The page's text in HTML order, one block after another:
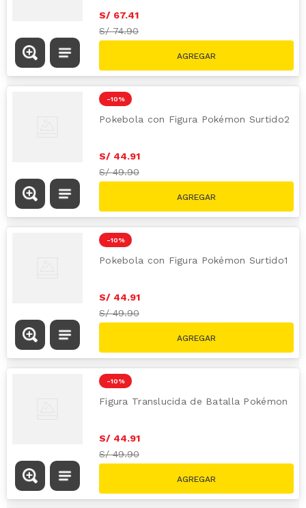
S/ 67.41
S/74.90
-10 %
Pokebola con Figura Pokémon Surtido2
S/ 44.91
S/49.90
-10 %
Pokebola con Figura Pokémon Surtido1
S/ 44.91
S/49.90
-10 %
Figura Translucida de Batalla Pokémon
S/ 44.91
S/49.90